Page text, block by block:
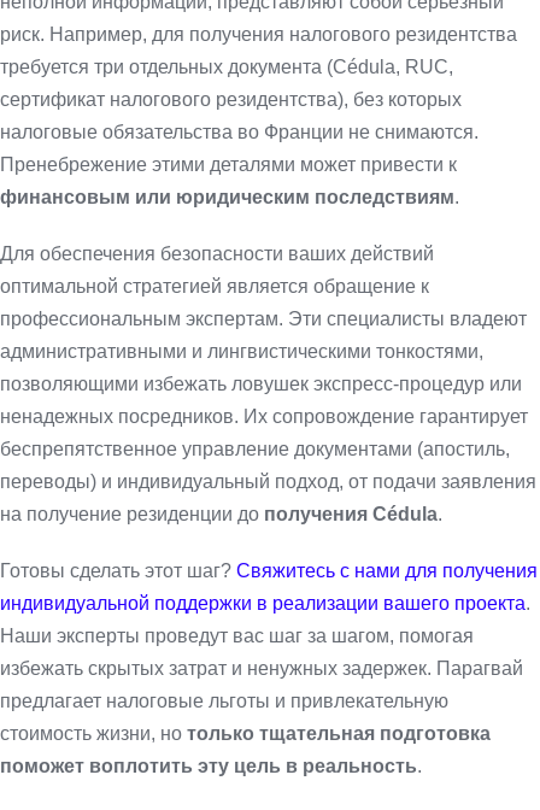
риск. Например, для получения налогового резидентства
требуется три отдельных документа (Cédula, RUC,
сертификат налогового резидентства), без которых
налоговые обязательства во Франции не снимаются.
Пренебрежение этими деталями может привести к
финансовым или юридическим последствиям.
Для обеспечения безопасности ваших действий
оптимальной стратегией является обращение к
профессиональным экспертам. Эти специалисты владеют
административными и лингвистическими тонкостями,
позволяющими избежать ловушек экспресс-процедур или
ненадежных посредников. Их сопровождение гарантирует
беспрепятственное управление документами (апостиль,
переводы) и индивидуальный подход, от подачи заявления
на получение резиденции до получения Cédula.
Готовы сделать этот шаг? Свяжитесь с нами для получения
индивидуальной поддержки в реализации вашего проекта.
Наши эксперты проведут вас шаг за шагом, помогая
избежать скрытых затрат и ненужных задержек. Парагвай
предлагает налоговые льготы и привлекательную
стоимость жизни, но только тщательная подготовка
поможет воплотить эту цель в реальность.